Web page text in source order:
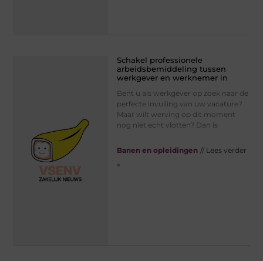
Schakel professionele
arbeidsbemiddeling tussen
werkgever en werknemer in
Bent u als werkgever op zoek naar de
perfecte invulling van uw vacature?
Maar wilt werving op dit moment
nog niet echt vlotten? Dan is
Banen en opleidingen // Lees verder
»